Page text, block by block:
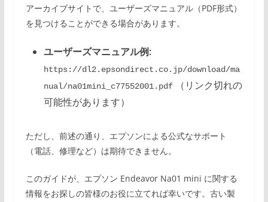
アーカイブサイトで、ユーザーズマニュアル（PDF形式）
を見つけることができる場合があります。
ユーザーズマニュアル例:
https://dl2.epsondirect.co.jp/download/ma
nual/na01mini_c77552001.pdf（リンク切れの
可能性があります）
ただし、前述の通り、エプソンによる公式なサポート
（電話、修理など）は期待できません。
このガイドが、エプソン Endeavor Na01 mini に関する
情報をお探しの皆様のお役に立てれば幸いです。古い製